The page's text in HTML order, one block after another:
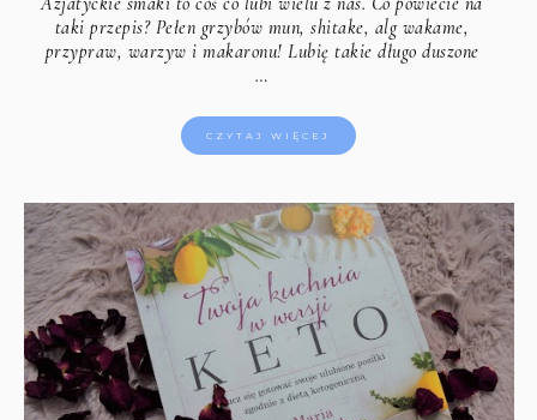
taki przepis? Pełen grzybów mun, shitake, alg wakame,
przypraw, warzyw i makaronu! Lubię takie długo duszone
…
CZYTAJ WIĘCEJ